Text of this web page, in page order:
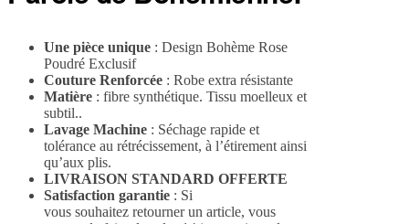
Une pièce unique : Design Bohème Rose
Poudré Exclusif
Couture Renforcée : Robe extra résistante
Matière : fibre synthétique. Tissu moelleux et
subtil..
Lavage Machine : Séchage rapide et
tolérance au rétrécissement, à l’étirement ainsi
qu’aux plis.
LIVRAISON STANDARD OFFERTE
Satisfaction garantie : Si
vous souhaitez retourner un article, vous